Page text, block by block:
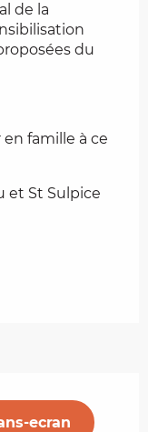
de la
du
famille à ce
et St Sulpice
ecran